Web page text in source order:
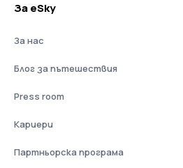
За eSky
За нас
Блог за пътешествия
Press room
Кариери
Партньорска програма